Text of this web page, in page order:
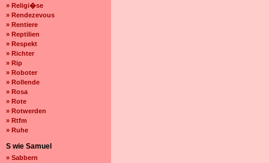
» Religi�se
» Rendezevous
» Rentiere
» Reptilien
» Respekt
» Richter
» Rip
» Roboter
» Rollende
» Rosa
» Rote
» Rotwerden
» Rtfm
» Ruhe
S wie Samuel
» Sabbern